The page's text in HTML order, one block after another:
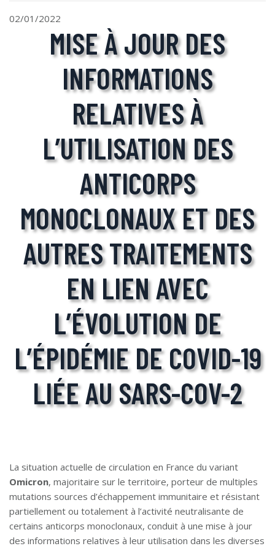
02/01/2022
MISE À JOUR DES
INFORMATIONS
RELATIVES À
L’UTILISATION DES
ANTICORPS
MONOCLONAUX ET DES
AUTRES TRAITEMENTS
EN LIEN AVEC
L’ÉVOLUTION DE
L’ÉPIDÉMIE DE COVID-19
LIÉE AU SARS-COV-2
La situation actuelle de circulation en France du variant
Omicron, majoritaire sur le territoire, porteur de multiples
mutations sources d’échappement immunitaire et résistant
partiellement ou totalement à l’activité neutralisante de
certains anticorps monoclonaux, conduit à une mise à jour
des informations relatives à leur utilisation dans les diverses